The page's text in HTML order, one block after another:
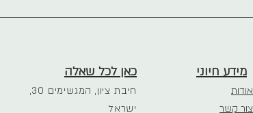
כאן לכל שאלה
חיבת ציון, המגשימים 30,
ישראל
מידע חיוני
אודות
צור קשר